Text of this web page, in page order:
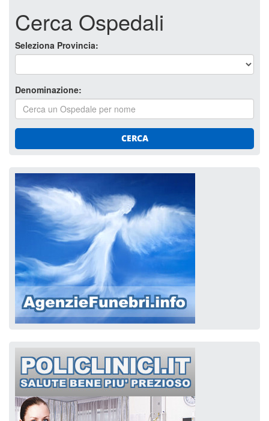
Cerca Ospedali
Seleziona Provincia:
Denominazione:
CERCA